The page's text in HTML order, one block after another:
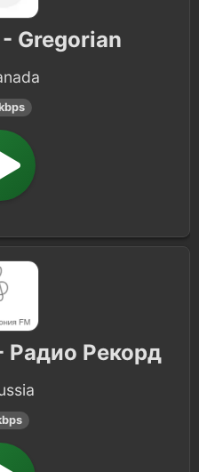
Gregorian
Радио Рекорд